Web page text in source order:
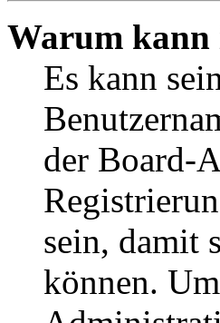
Warum kann
Es kann
der Board-
sein, damit
können.